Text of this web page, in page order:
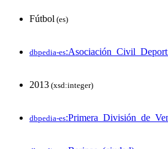
Fútbol (es)
dbpedia-es
2013 (xsd:integer)
dbpedia-es